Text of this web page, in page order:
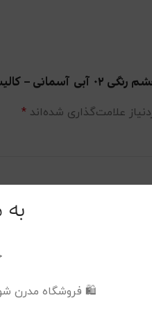
🛍️ فروشگاه مدرن
– کالیستا”
علامت‌گذاری شده‌اند *